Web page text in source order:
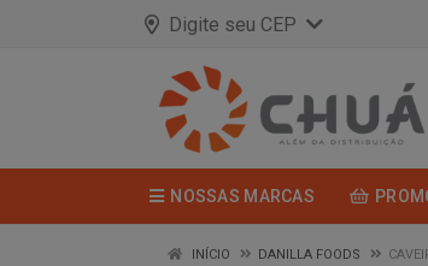
Digite seu CEP
NOSSAS MARCAS
INÍCIO DANILLA FOODS